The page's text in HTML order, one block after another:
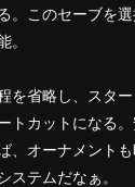
。このセーブを
。
を省略し、スタ
トカットになる
、オーナメント
ステムだなぁ。